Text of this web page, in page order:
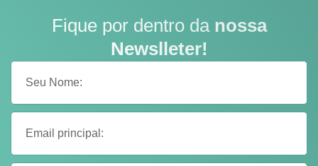
Fique por dentro da nossa
Newslleter!